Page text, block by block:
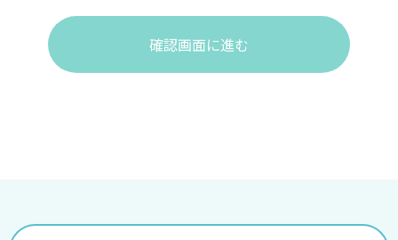
確認画面に進む